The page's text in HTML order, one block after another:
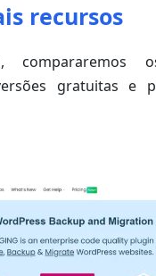
recursos
compararemos
gratuitas e